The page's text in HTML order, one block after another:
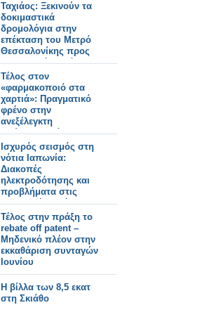
Ταχιάος: Ξεκινούν τα
δοκιμαστικά
δρομολόγια στην
επέκταση του Μετρό
Θεσσαλονίκης προς
Καλαμαριά – Στόχος η
λειτουργία έως το
τέλος του μήνα.
Τέλος στον
«φαρμακοποιό στα
χαρτιά»: Πραγματικό
φρένο στην
ανεξέλεγκτη
διεύρυνση βάζει ο
ΠΦΣ!
Ισχυρός σεισμός στη
νότια Ιαπωνία:
Διακοπές
ηλεκτροδότησης και
προβλήματα στις
μεταφορές. Τρένο
εκτροχιάστηκε.
Τέλος στην πράξη το
rebate off patent –
Μηδενικό πλέον στην
εκκαθάριση συνταγών
Ιουνίου
Η βίλλα των 8,5 εκατ
στη Σκιάθο